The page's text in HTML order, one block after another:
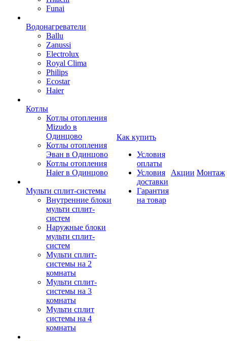
Funai
Водонагреватели
Ballu
Zanussi
Electrolux
Royal Clima
Philips
Ecostar
Haier
Котлы
Котлы отопления
Mizudo в
Одинцово
Котлы отопления
Эван в Одинцово
Котлы отопления
Haier в Одинцово
Мульти сплит-системы
Внутренние блоки
мульти сплит-
систем
Наружные блоки
мульти сплит-
систем
Мульти сплит-
системы на 2
комнаты
Мульти сплит-
системы на 3
комнаты
Мульти сплит
системы на 4
комнаты
Как купить
Условия
оплаты
Условия
доставки
Гарантия
на товар
Акции Монтаж